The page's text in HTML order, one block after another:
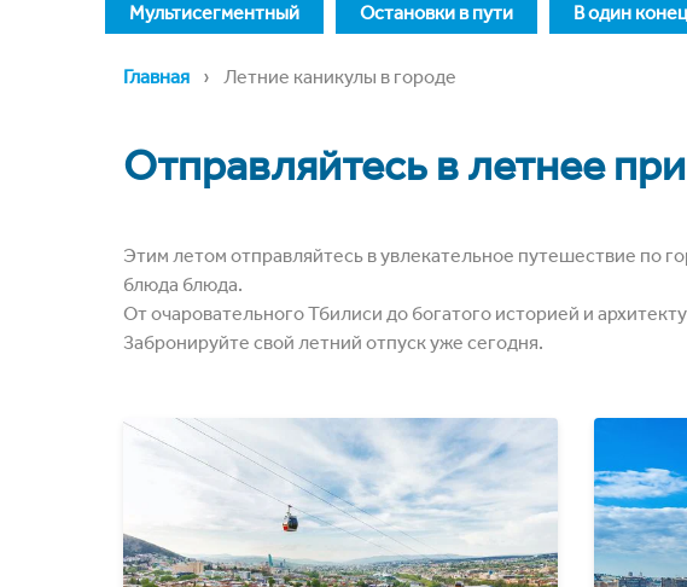
Мультисегментный Остановки в пути В один конец
Главная › Летние каникулы в городе
Отправляйтесь в летнее
Этим летом отправляйтесь в увлекательное путешествие по
блюда блюда.
От очаровательного Тбилиси до богатого историей и
Забронируйте свой летний отпуск уже сегодня.